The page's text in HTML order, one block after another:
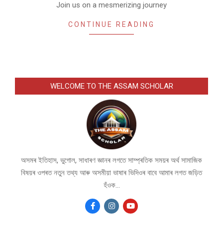
Join us on a mesmerizing journey
CONTINUE READING
WELCOME TO THE ASSAM SCHOLAR
অসমৰ ইতিহাস, ভুগোল, সাধাৰণ জ্ঞানৰ লগতে সাম্প্ৰতিক সময়ৰ অৰ্থ সামাজিক
বিষয়ৰ ওপৰত নতুন তথ্য আৰু অসমীয়া ভাষাৰ ভিদিওৰ বাবে আমাৰ লগত জড়িত
হঁওক...